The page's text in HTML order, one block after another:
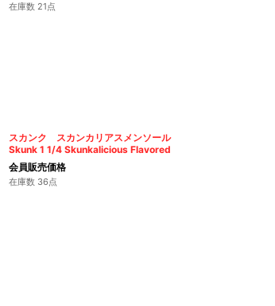
在庫数 21点
スカンク スカンカリアスメンソール
Skunk 1 1/4 Skunkalicious Flavored
会員販売価格
在庫数 36点